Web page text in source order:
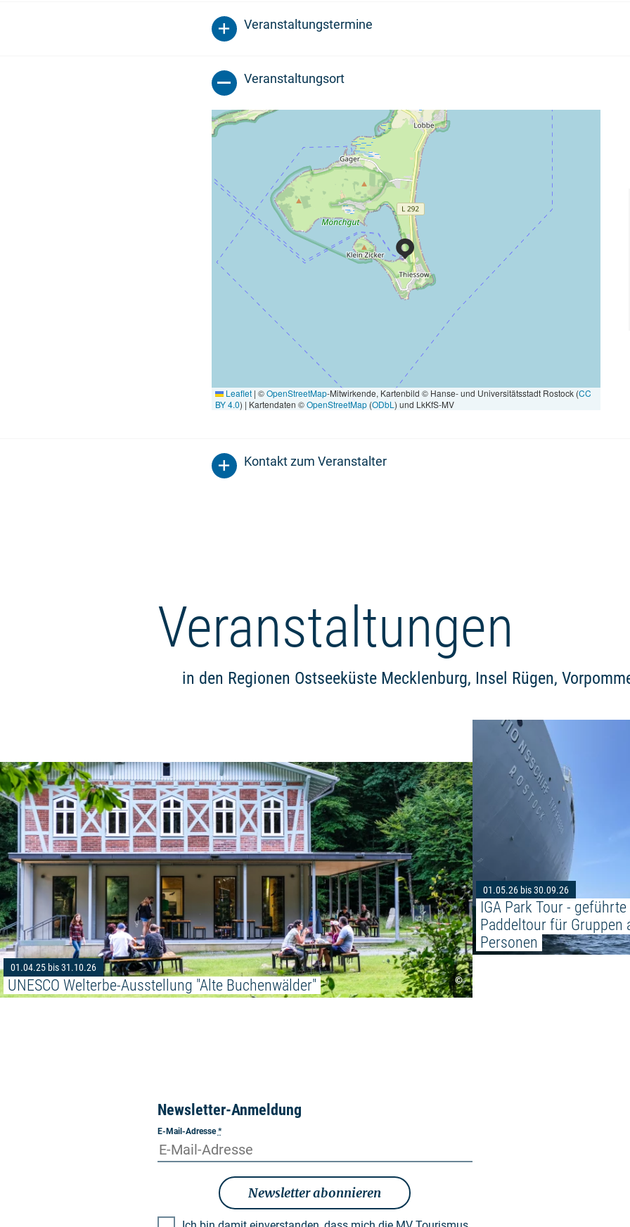
Veranstaltungstermine
Veranstaltungsort
Leaflet | ©OpenStreetMap-Mitwirkende, Kartenbild © Hanse- und Universitätsstadt Rostock (CC
BY 4.0) | Kartendaten ©OpenStreetMap(ODbL ) und LkKfS-MV
Kontakt zum Veranstalter
Veranstaltungen
in den Regionen Ostseeküste Mecklenburg, Insel Rügen,
©
01.04.25 bis 31.10.26
UNESCO Welterbe-Ausstellung "Alte Buchenwälder"
Weiterlesen: "UNESCO
01.05.26 bis 30.09.26
IGA Park Tour - geführte
Paddeltour für Gruppen
Personen
Newsletter-Anmeldung
E-Mail-Adresse*
Newsletter abonnieren